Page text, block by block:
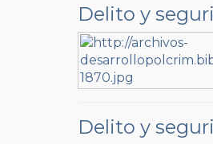
Delito y
Delito y